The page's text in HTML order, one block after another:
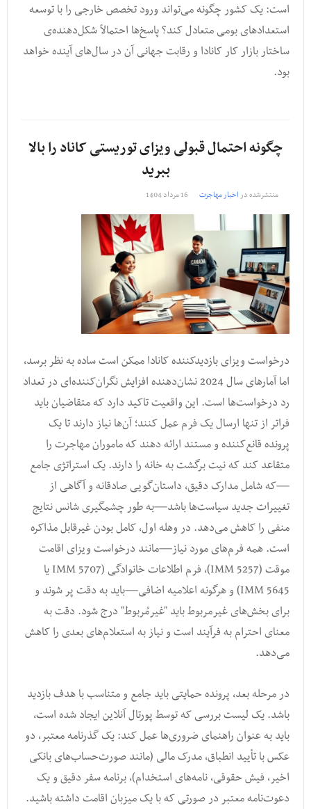
است: یک کشور چگونه می‌تواند ورود تخصص خارجی را با توسعه
استعدادهای بومی متعادل کند؟ پاسخ‌ها احتمالاً شکل‌دهنده‌ی
ساختار بازار کار کانادا و رقابت جهانی آن در سال‌های آینده خواهد
بود.
چگونه احتمال قبولی ویزای توریستی کاناد را بالا
ببرید
منتشرشده در اخبار مهاجرت 16 مرداد 1404
درخواست ویزای بازدیدکننده کانادا ممکن است ساده به نظر برسد،
اما آمارهای سال 2024 نشان‌دهنده افزایش نگران‌کننده‌ای در تعداد
رد درخواست‌ها است. این واقعیت تاکید دارد که متقاضیان باید
فراتر از تنها ارسال یک فرم عمل کنند؛ آن‌ها نیاز دارند تا یک
پرونده قانع‌کننده و مستند ارائه دهند که ماموران مهاجرت را
متقاعد کند که نیت برگشت به خانه را دارند. یک استراتژی جامع
—که شامل مدارک دقیق، داستان‌گویی صادقانه و آگاهی از
تغییرات جدید سیاست‌ها باشد—به طور چشمگیری شانس نتایج
منفی را کاهش می‌دهد. در وهله اول، کامل بودن غیرقابل مذاکره
است. همه فرم‌های مورد نیاز—مانند درخواست ویزای اقامت
موقت (IMM 5257)، فرم اطلاعات خانوادگی (IMM 5707 یا
IMM 5645) و هرگونه اعلامیه اضافی—باید به دقت پر شوند و
برای بخش‌های غیرمربوط باید "غیرمُربوط" درج شود. دقت به
معنای احترام به فرآیند است و نیاز به استعلام‌های بعدی را کاهش
می‌دهد.
در مرحله بعد، پرونده حمایتی باید جامع و متناسب با هدف بازدید
باشد. یک لیست بررسی که توسط پورتال آنلاین ایجاد شده است،
باید به عنوان راهنمای ضروری‌ها عمل کند: یک گذرنامه معتبر، دو
عکس با تأیید انطباق، مدرک مالی (مانند صورت‌حساب‌های بانکی
اخیر، فیش حقوقی، نامه‌های استخدام)، برنامه سفر دقیق و یک
دعوت‌نامه معتبر در صورتی که با یک میزبان اقامت داشته باشید.